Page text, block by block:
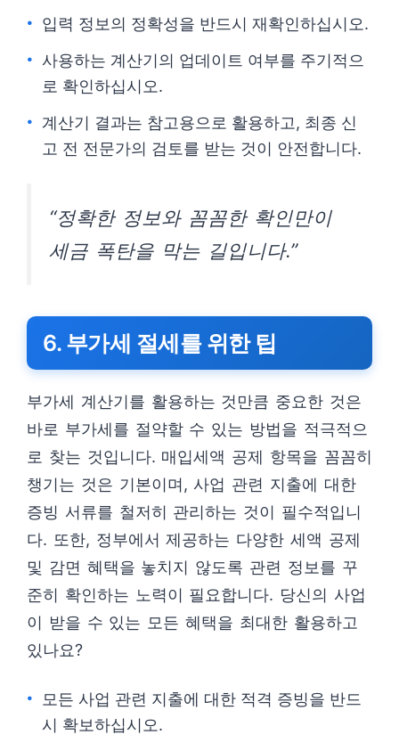
입력 정보의 정확성을 반드시 재확인하십시오.
사용하는 계산기의 업데이트 여부를 주기적으
로 확인하십시오.
계산기 결과는 참고용으로 활용하고, 최종 신
고 전 전문가의 검토를 받는 것이 안전합니다.
“정확한 정보와 꼼꼼한 확인만이
세금 폭탄을 막는 길입니다.”
6. 부가세 절세를 위한 팁
부가세 계산기를 활용하는 것만큼 중요한 것은
바로 부가세를 절약할 수 있는 방법을 적극적으
로 찾는 것입니다. 매입세액 공제 항목을 꼼꼼히
챙기는 것은 기본이며, 사업 관련 지출에 대한
증빙 서류를 철저히 관리하는 것이 필수적입니
다. 또한, 정부에서 제공하는 다양한 세액 공제
및 감면 혜택을 놓치지 않도록 관련 정보를 꾸
준히 확인하는 노력이 필요합니다. 당신의 사업
이 받을 수 있는 모든 혜택을 최대한 활용하고
있나요?
모든 사업 관련 지출에 대한 적격 증빙을 반드
시 확보하십시오.